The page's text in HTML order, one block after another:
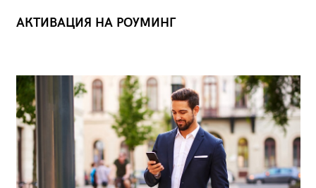
АКТИВАЦИЯ НА РОУМИНГ